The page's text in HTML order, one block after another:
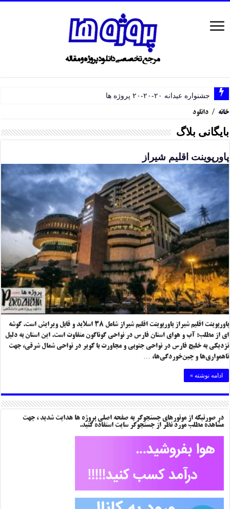
جشنواره عیدانه ۲۰-۲۰-۲۰ پروژه ها
خانه / دانلود
بایگانی بلاگ
پاورپوینت اقلیم شیراز
پاورپوینت اقلیم شیراز پاورپوینت اقلیم شیراز شامل ۳۸ اسلاید و قابل ویرایش است. گوشه
ای از مطلب: آب و هوای استان فارس در نواحی گوناگون متفاوت است. این استان به دلیل
نزدیکی به خلیج فارس در نواحی جنوبی و مجاورت با کویر در نواحی شمال شرقی، جهت
ناهمواری‌ها و چین‌خوردگی‌ها، …
ادامه نوشته »
در صورتیکه از موتورهای جستجوگر به صفحه اصلی پروژه ها هدایت شدید ، جهت
مشاهده مطلب مورد نظر از جستجوگر سایت استفاده کنید.